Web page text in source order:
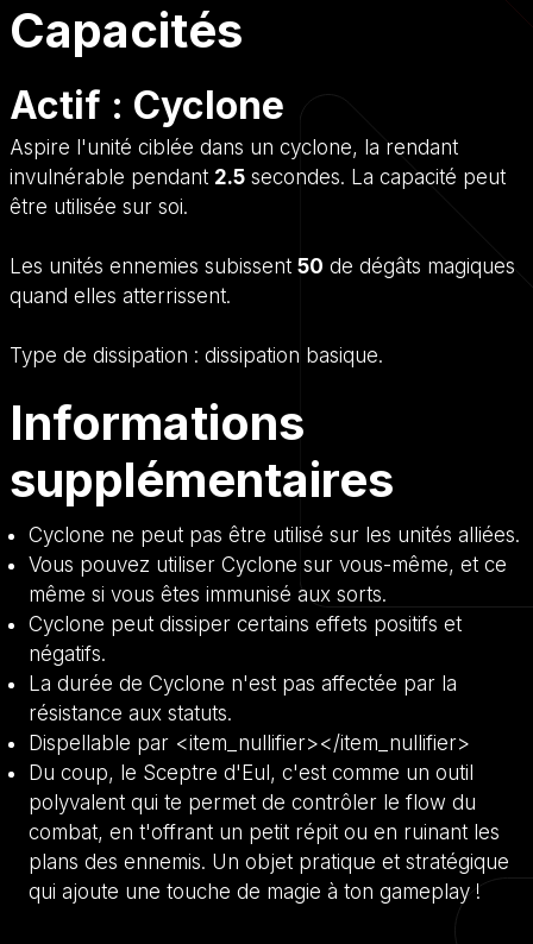
Capacités
Actif : Cyclone
Aspire l'unité ciblée dans un cyclone, la rendant
invulnérable pendant 2.5 secondes. La capacité peut
être utilisée sur soi.
Les unités ennemies subissent 50 de dégâts magiques
quand elles atterrissent.
Type de dissipation : dissipation basique.
Informations
supplémentaires
Cyclone ne peut pas être utilisé sur les unités alliées.
Vous pouvez utiliser Cyclone sur vous-même, et ce
même si vous êtes immunisé aux sorts.
Cyclone peut dissiper certains effets positifs et
négatifs.
La durée de Cyclone n'est pas affectée par la
résistance aux statuts.
Dispellable par <item_nullifier></item_nullifier>
Du coup, le Sceptre d'Eul, c'est comme un outil
polyvalent qui te permet de contrôler le flow du
combat, en t'offrant un petit répit ou en ruinant les
plans des ennemis. Un objet pratique et stratégique
qui ajoute une touche de magie à ton gameplay !